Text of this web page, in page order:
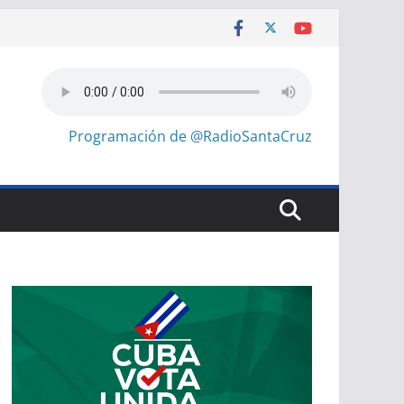
Programación de @RadioSantaCruz